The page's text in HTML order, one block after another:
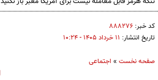
کد خبر: ۸۸۸۲۷۶
تاریخ انتشار: ۱۱ خرداد ۱۴۰۵ - ۱۰:۲۴
صفحه نخست » اجتماعی